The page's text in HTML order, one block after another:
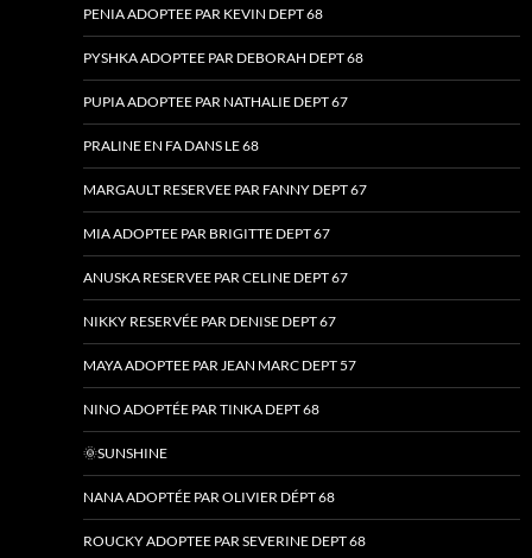
PENIA ADOPTEE PAR KEVIN DEPT 68
PYSHKA ADOPTEE PAR DEBORAH DEPT 68
PUPIA ADOPTEE PAR NATHALIE DEPT 67
PRALINE EN FA DANS LE 68
MARGAULT RESERVEE PAR FANNY DEPT 67
MIA ADOPTEE PAR BRIGITTE DEPT 67
ANUSKA RESERVEE PAR CELINE DEPT 67
NIKKY RESERVÉE PAR DENISE DEPT 67
MAYA ADOPTEE PAR JEAN MARC DEPT 57
NINO ADOPTÉE PAR TINKA DEPT 68
🌞SUNSHINE
NANA ADOPTÉE PAR OLIVIER DÉPT 68
ROUCKY ADOPTEE PAR SEVERINE DEPT 68